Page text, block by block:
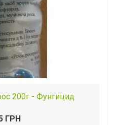
200г - Фунгицид
ГРН